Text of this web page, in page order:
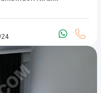
24